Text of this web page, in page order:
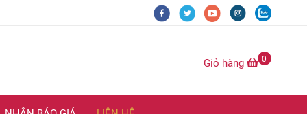
Giỏ hàng 0